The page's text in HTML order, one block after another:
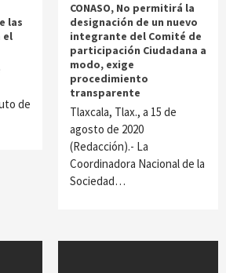
las
el
de
CONASO, No permitirá la
designación de un nuevo
integrante del Comité de
participación Ciudadana a
modo, exige
procedimiento
transparente
Tlaxcala, Tlax., a 15 de
agosto de 2020
(Redacción).- La
Coordinadora Nacional de la
Sociedad…